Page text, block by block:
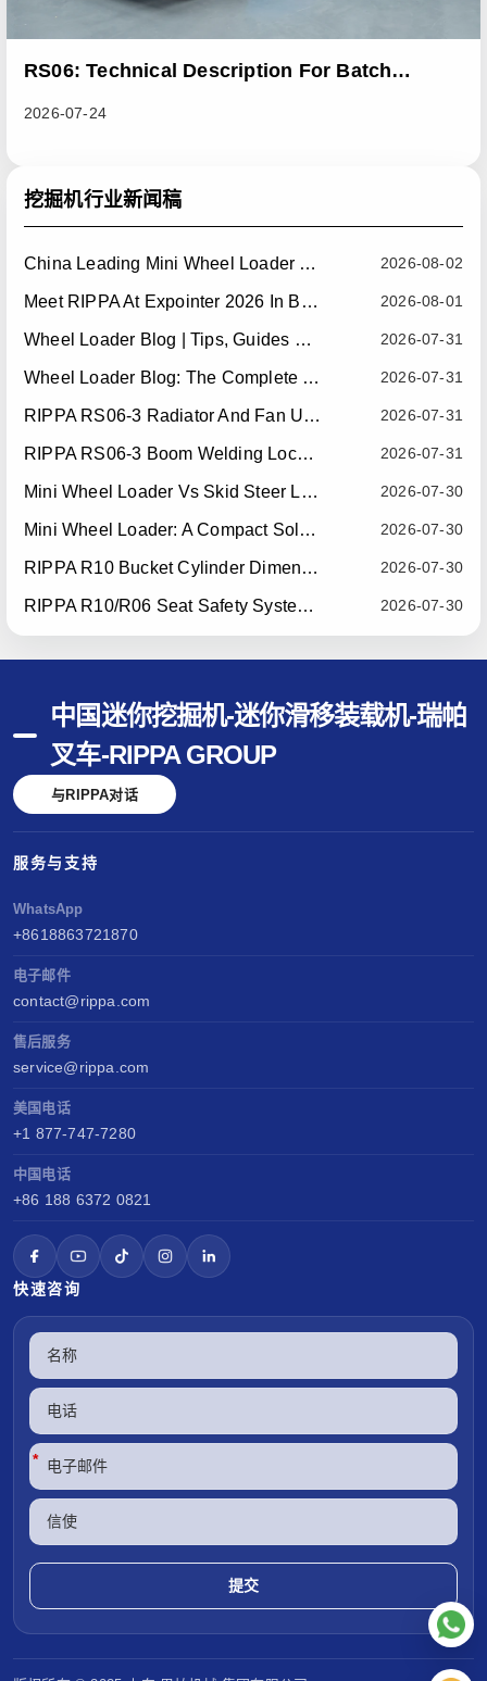
RS06: Technical Description For Batch
2026-07-24
挖掘机行业新闻稿
2026-08-02
China Leading Mini Wheel Loader Supplier: Reliable Compact Wheel Loaders For Global Markets
2026-08-01
Meet RIPPA At Expointer 2026 In Brazil
2026-07-31
Wheel Loader Blog | Tips, Guides & Attachments
2026-07-31
Wheel Loader Blog: The Complete Guide To Wheel Loaders For Construction, Agriculture, And Material Handling
2026-07-31
RIPPA RS06-3 Radiator And Fan Upgrade — Effective July 10, 2026
2026-07-31
RIPPA RS06-3 Boom Welding Locating Bar Optimization — Effective July 15, 2026
2026-07-30
Mini Wheel Loader Vs Skid Steer Loader: Which Compact Machine Is Better For Your Business?
2026-07-30
Mini Wheel Loader: A Compact Solution For Efficient Material Handling
2026-07-30
RIPPA R10 Bucket Cylinder Dimension Optimization — Effective July 15, 2026
2026-07-30
RIPPA R10/R06 Seat Safety System Upgrade — Effective July 22, 2026
中国迷你挖掘机-迷你滑移装载机-瑞帕
叉车-RIPPA GROUP
与RIPPA对话
服务与支持
WhatsApp
+8618863721870
电子邮件
contact@rippa.com
售后服务
service@rippa.com
美国电话
+1 877-747-7280
中国电话
+86 188 6372 0821
快速咨询
*